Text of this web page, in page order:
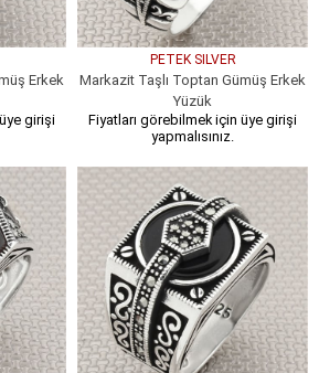
Erkek
girişi
PETEK SILVER
Markazit Taşlı Toptan Gümüş Erkek
Yüzük
Fiyatları görebilmek için üye girişi
yapmalısınız.